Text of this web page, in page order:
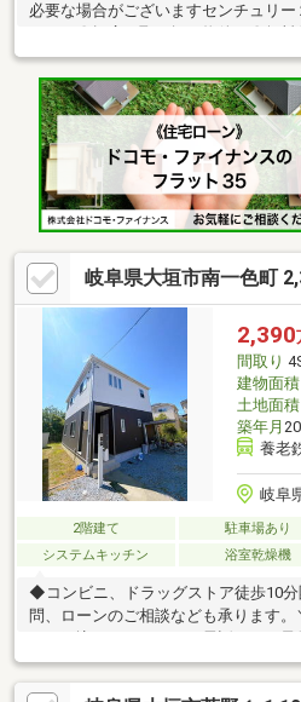
必要な場合がございますセンチュリー
〇地域最大級の営業スタッフ数！〇
産以外の知識も豊富です！営業時間
曜日)この時間帯はお電話でのお問い
きます。
岐阜県大垣市南一色町
2,390
間取り
建物面積
土地面積
築年月
養老
岐阜
2階建て 駐車場あり
システムキッチン
浴室乾燥機
◆コンビニ、ドラッグストア徒歩10
問、ローンのご相談なども承ります。
ンに組込めます／／▼お電話でのご予
ちらまで▼TEL：0120-35-7549【通話